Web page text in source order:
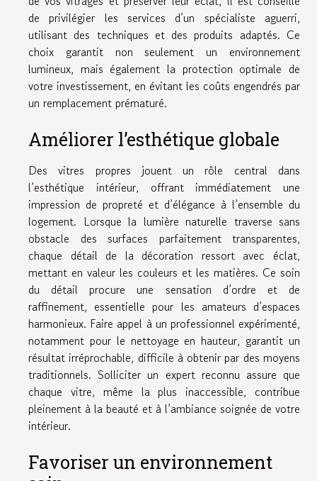
de privilégier les services d’un spécialiste aguerri,
utilisant des techniques et des produits adaptés. Ce
choix garantit non seulement un environnement
lumineux, mais également la protection optimale de
votre investissement, en évitant les coûts engendrés par
un remplacement prématuré.
Améliorer l’esthétique globale
Des vitres propres jouent un rôle central dans
l’esthétique intérieur, offrant immédiatement une
impression de propreté et d’élégance à l’ensemble du
logement. Lorsque la lumière naturelle traverse sans
obstacle des surfaces parfaitement transparentes,
chaque détail de la décoration ressort avec éclat,
mettant en valeur les couleurs et les matières. Ce soin
du détail procure une sensation d’ordre et de
raffinement, essentielle pour les amateurs d’espaces
harmonieux. Faire appel à un professionnel expérimenté,
notamment pour le nettoyage en hauteur, garantit un
résultat irréprochable, difficile à obtenir par des moyens
traditionnels. Solliciter un expert reconnu assure que
chaque vitre, même la plus inaccessible, contribue
pleinement à la beauté et à l’ambiance soignée de votre
intérieur.
Favoriser un environnement